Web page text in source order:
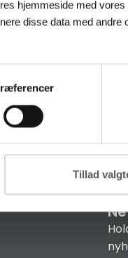
hjemmeside med
disse data med
Tillad